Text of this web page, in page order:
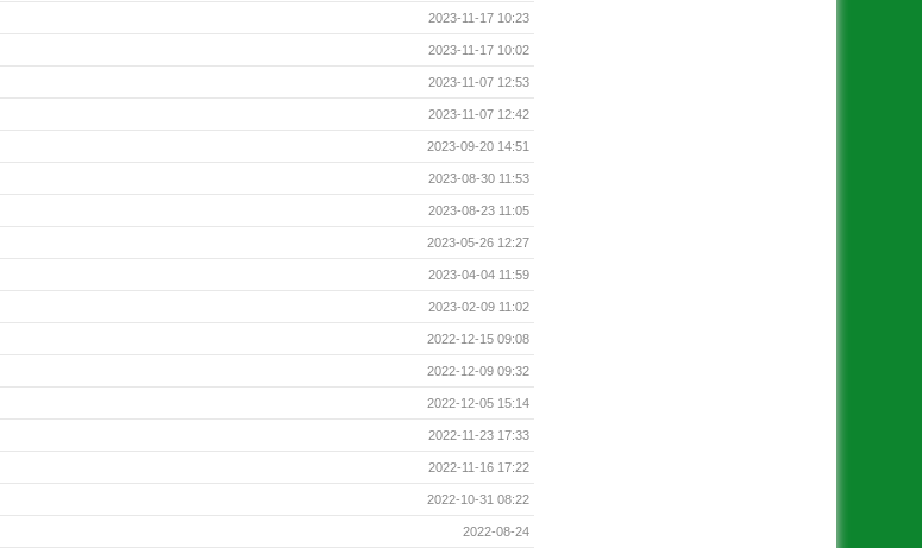
2023-11-17 10:23
2023-11-17 10:02
2023-11-07 12:53
2023-11-07 12:42
2023-09-20 14:51
2023-08-30 11:53
2023-08-23 11:05
2023-05-26 12:27
2023-04-04 11:59
2023-02-09 11:02
2022-12-15 09:08
2022-12-09 09:32
2022-12-05 15:14
2022-11-23 17:33
2022-11-16 17:22
2022-10-31 08:22
2022-08-24